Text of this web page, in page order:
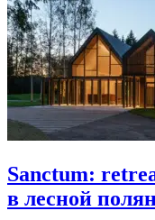
Sanctum:
в лесной